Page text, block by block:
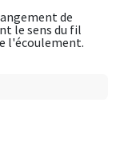
de
le sens du fil
l'écoulement.